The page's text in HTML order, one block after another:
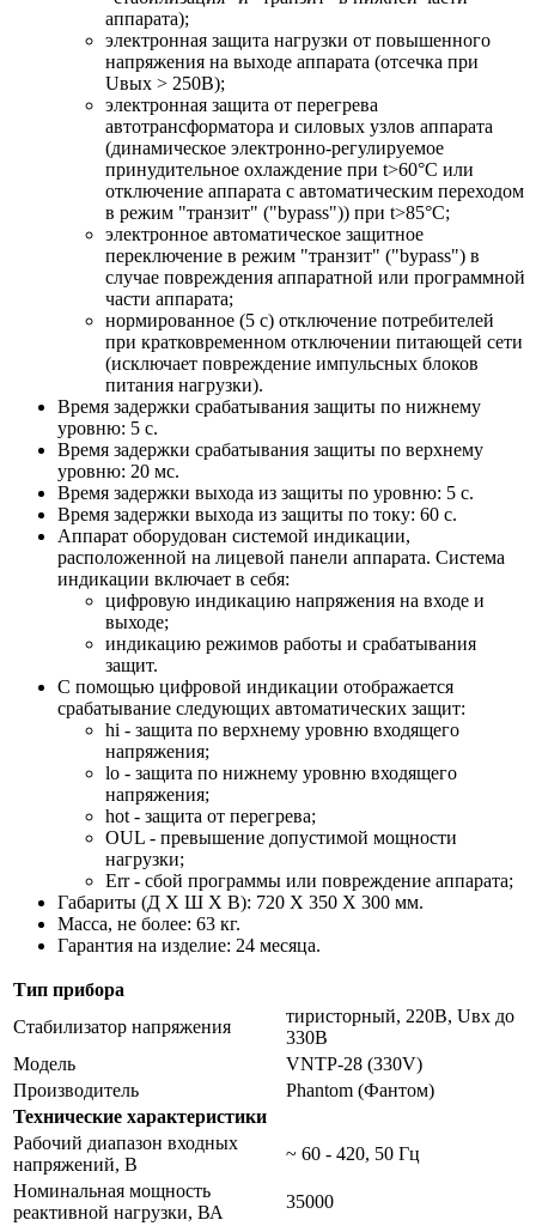
аппарата);
электронная защита нагрузки от повышенного
напряжения на выходе аппарата (отсечка при
Uвых > 250В);
электронная защита от перегрева
автотрансформатора и силовых узлов аппарата
(динамическое электронно-регулируемое
принудительное охлаждение при t>60°С или
отключение аппарата с автоматическим переходом
в режим "транзит" ("bypass")) при t>85°С;
электронное автоматическое защитное
переключение в режим "транзит" ("bypass") в
случае повреждения аппаратной или программной
части аппарата;
нормированное (5 с) отключение потребителей
при кратковременном отключении питающей сети
(исключает повреждение импульсных блоков
питания нагрузки).
Время задержки срабатывания защиты по нижнему
уровню: 5 с.
Время задержки срабатывания защиты по верхнему
уровню: 20 мс.
Время задержки выхода из защиты по уровню: 5 с.
Время задержки выхода из защиты по току: 60 с.
Аппарат оборудован системой индикации,
расположенной на лицевой панели аппарата. Система
индикации включает в себя:
цифровую индикацию напряжения на входе и
выходе;
индикацию режимов работы и срабатывания
защит.
С помощью цифровой индикации отображается
срабатывание следующих автоматических защит:
hi - защита по верхнему уровню входящего
напряжения;
lo - защита по нижнему уровню входящего
напряжения;
hot - защита от перегрева;
OUL - превышение допустимой мощности
нагрузки;
Err - сбой программы или повреждение аппарата;
Габариты (Д Х Ш Х В): 720 X 350 X 300 мм.
Масса, не более: 63 кг.
Гарантия на изделие: 24 месяца.
Тип прибора
Стабилизатор напряжения
тиристорный, 220В, Uвх до
330В
Модель
VNTP-28 (330V)
Производитель
Phantom (Фантом)
Технические характеристики
Рабочий диапазон входных
напряжений, В
~ 60 - 420, 50 Гц
Номинальная мощность
реактивной нагрузки, ВА
35000